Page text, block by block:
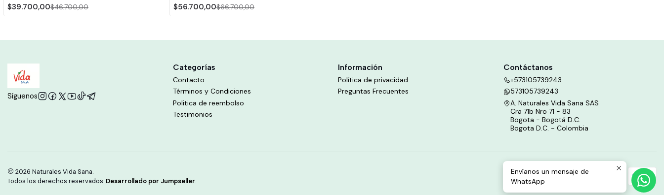
$39.700,00$46.700,00
$56.700,00$66.700,00
Síguenos
Categorías
Contacto
Términos y Condiciones
Politica de reembolso
Testimonios
Información
Política de privacidad
Preguntas Frecuentes
Contáctanos
+573105739243
573105739243
A. Naturales Vida Sana SAS
Cra 71b Nro 71 - 83
Bogota - Bogotá D.C.
Bogota D.C. - Colombia
2026 Naturales Vida Sana.
Todos los derechos reservados. Desarrollado por Jumpseller.
Envíanos un mensaje de
WhatsApp